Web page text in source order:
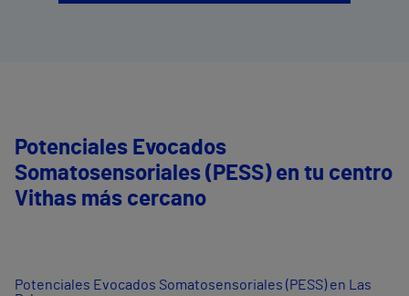
Potenciales Evocados
Somatosensoriales (PESS) en tu centro
Vithas más cercano
Potenciales Evocados Somatosensoriales (PESS) en Las